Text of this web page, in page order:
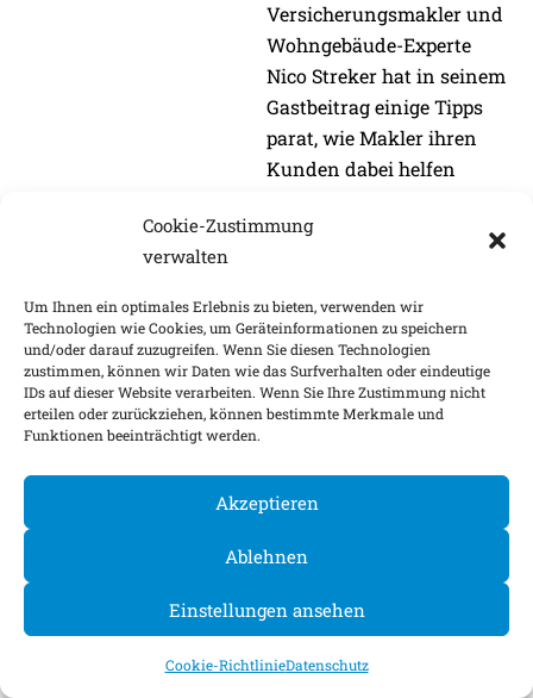
Cookie-Zustimmung
verwalten
Um Ihnen ein optimales Erlebnis zu bieten, verwenden wir
Technologien wie Cookies, um Geräteinformationen zu speichern
und/oder darauf zuzugreifen. Wenn Sie diesen Technologien
zustimmen, können wir Daten wie das Surfverhalten oder eindeutige
IDs auf dieser Website verarbeiten. Wenn Sie Ihre Zustimmung nicht
erteilen oder zurückziehen, können bestimmte Merkmale und
Funktionen beeinträchtigt werden.
Akzeptieren
Ablehnen
Einstellungen ansehen
Cookie-RichtlinieDatenschutz
Versicherungsmakler und
Wohngebäude-Experte
Nico Streker hat in seinem
Gastbeitrag einige Tipps
parat, wie Makler ihren
Kunden dabei helfen
„klimafitter“ zu machen.
DAS ASSPICK FÜR DIE ABSICHERUNG VON
WOHNGEBÄUDEN
Nico Streker hat sich mit
ASSPICK
Versicherungsmakler
GmbH, auf
Versicherungslösungen